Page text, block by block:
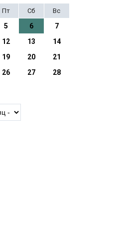
Пт Сб Вс
5 6
7
12 13
14
19 20
21
26 27
28